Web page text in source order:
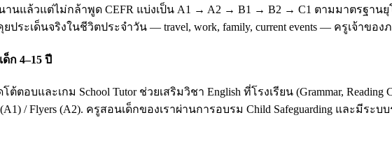
นแล้วแต่ไม่กล้าพูด CEFR แบ่งเป็น A1 → A2 → B1 → B2 → C1 ตามมาตรฐานยุ
ยประเด็นจริงในชีวิตประจำวัน — travel, work, family, current events — ครูเจ้าข
ก 4–15 ปี
อบและเกม School Tutor ช่วยเสริมวิชา English ที่โรงเรียน (Grammar, Reading
/ Flyers (A2). ครูสอนเด็กของเราผ่านการอบรม Child Safeguarding และมีระ